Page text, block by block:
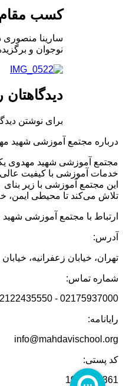
کسب مقام
سارینا
نوجوان و
دیدگاهتان
برای نوشتن
درباره مجتمع آموزشی شهید
مجتمع آموزشی شهید مهدوی
خدمات آموزشی با کیفیت عالی
تلاش می‌کند تا محیطی ایمن،
ارتباط با مجتمع آموزشی
آدرس:
تهران، خیابان زعفرانیه،
شماره تماس:
02175937000 - 02122435550
رایانامه:
info@mahdavischool.org
کد پستی:
1988875361